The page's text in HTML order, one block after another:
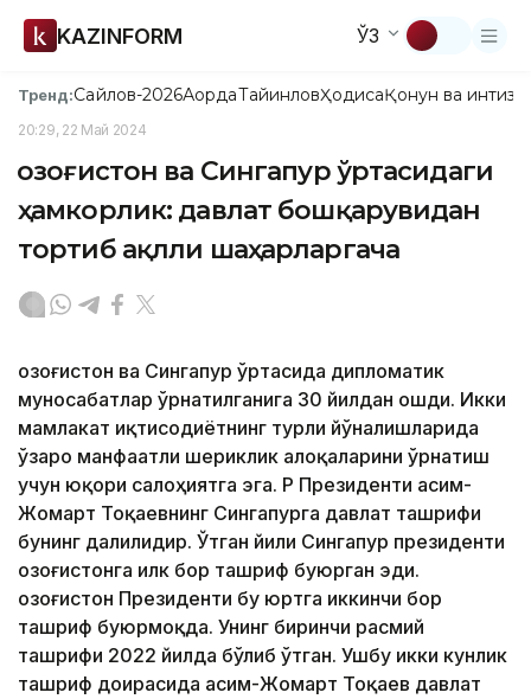
KAZINFORM ЎЗ
Тренд:Сайлов-2026АқордаТайинловҲодисаҚонун ва
20:29, 22 Май 2024
Қозоғистон ва Сингапур ўртасидаги
ҳамкорлик: давлат бошқарувидан
тортиб ақлли шаҳарларгача
Қозоғистон ва Сингапур ўртасида дипломатик
муносабатлар ўрнатилганига 30 йилдан ошди. Икки
мамлакат иқтисодиётнинг турли йўналишларида
ўзаро манфаатли шериклик алоқаларини ўрнатиш
учун юқори салоҳиятга эга. ҚР Президенти Қасим-
Жомарт Тоқаевнинг Сингапурга давлат ташрифи
бунинг далилидир. Ўтган йили Сингапур президенти
Қозоғистонга илк бор ташриф буюрган эди.
Қозоғистон Президенти бу юртга иккинчи бор
ташриф буюрмоқда. Унинг биринчи расмий
ташрифи 2022 йилда бўлиб ўтган. Ушбу икки кунлик
ташриф доирасида Қасим-Жомарт Тоқаев давлат